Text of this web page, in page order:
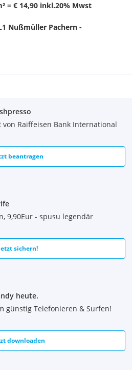
= € 14,90 inkl.20% Mwst
Nußmüller Pachern -
von Raiffeisen Bank International
beantragen
9,90Eur - spusu legendär
sichern!
heute.
günstig Telefonieren & Surfen!
downloaden